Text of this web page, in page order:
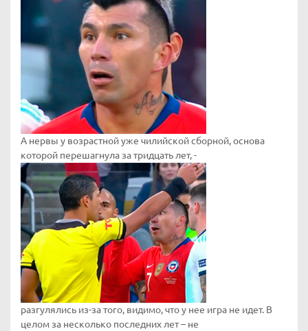
А нервы у возрастной уже чилийской сборной, основа
которой перешагнула за тридцать лет, -
разгулялись из-за того, видимо, что у нее игра не идет. В
целом за несколько последних лет – не